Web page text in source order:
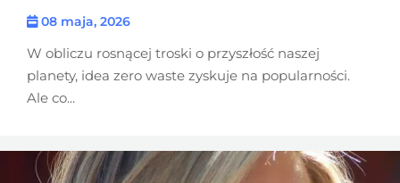
08 maja, 2026
W obliczu rosnącej troski o przyszłość naszej
planety, idea zero waste zyskuje na popularności.
Ale co...